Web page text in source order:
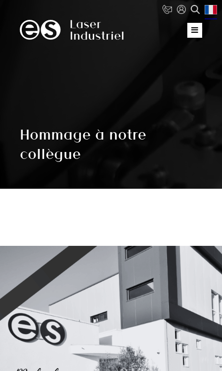
Hommage à notre
collègue